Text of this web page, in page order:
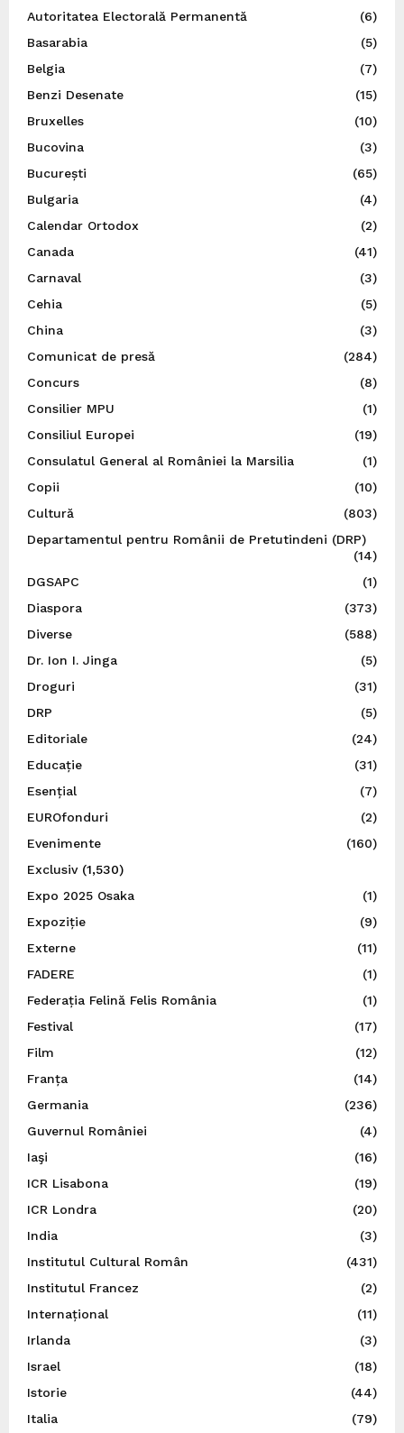
Autoritatea Electorală Permanentă
(6)
Basarabia
(5)
Belgia
(7)
Benzi Desenate
(15)
Bruxelles
(10)
Bucovina
(3)
București
(65)
Bulgaria
(4)
Calendar Ortodox
(2)
Canada
(41)
Carnaval
(3)
Cehia
(5)
China
(3)
Comunicat de presă
(284)
Concurs
(8)
Consilier MPU
(1)
Consiliul Europei
(19)
Consulatul General al României la Marsilia
(1)
Copii
(10)
Cultură
(803)
Departamentul pentru Românii de Pretutindeni (DRP)
(14)
DGSAPC
(1)
Diaspora
(373)
Diverse
(588)
Dr. Ion I. Jinga
(5)
Droguri
(31)
DRP
(5)
Editoriale
(24)
Educație
(31)
Esențial
(7)
EUROfonduri
(2)
Evenimente
(160)
Exclusiv(1,530)
Expo 2025 Osaka
(1)
Expoziție
(9)
Externe
(11)
FADERE
(1)
Federația Felină Felis România
(1)
Festival
(17)
Film
(12)
Franța
(14)
Germania
(236)
Guvernul României
(4)
Iaşi
(16)
ICR Lisabona
(19)
ICR Londra
(20)
India
(3)
Institutul Cultural Român
(431)
Institutul Francez
(2)
Internațional
(11)
Irlanda
(3)
Israel
(18)
Istorie
(44)
Italia
(79)